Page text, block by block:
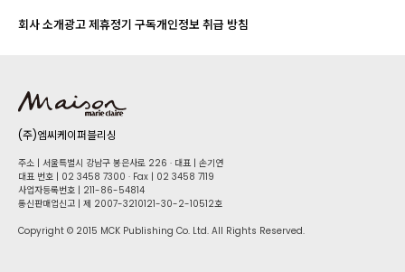
회사 소개광고 제휴정기 구독개인정보 취급 방침
(주)엠씨케이퍼블리싱
주소 | 서울특별시 강남구 봉은사로 226 · 대표 | 손기연
대표 번호 | 02 34​58 7300 · Fax | 02 34​58 7119
사업자등록번호 | 211-86-5​4814
통신판매업신고 | 제 2007-3210121-30-2-10512호
Copyright © 2015 MCK Publishing Co. Ltd. All Rights Reserved.